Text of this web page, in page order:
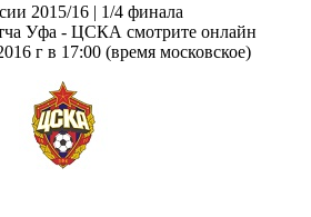
2015/16 | 1/4 финала
Уфа - ЦСКА смотрите онлайн
г в 17:00 (время московское)